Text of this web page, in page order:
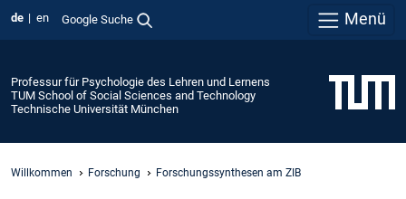
de en Google Suche Menü
Professur für Psychologie des Lehren und Lernens
TUM School of Social Sciences and Technology
Technische Universität München
Willkommen Forschung Forschungssynthesen am ZIB